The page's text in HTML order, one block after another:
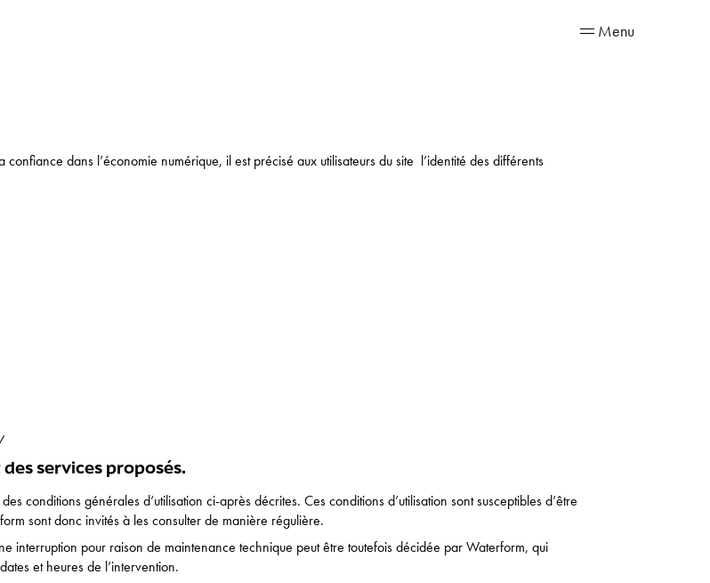
Menu
dans l’économie numérique, il est précisé aux utilisateurs du site l’identité des différents
services proposés.
conditions générales d’utilisation ci-après décrites. Ces conditions d’utilisation sont susceptibles d’être
sont donc invités à les consulter de manière régulière.
interruption pour raison de maintenance technique peut être toutefois décidée par Waterform, qui
et heures de l’intervention.